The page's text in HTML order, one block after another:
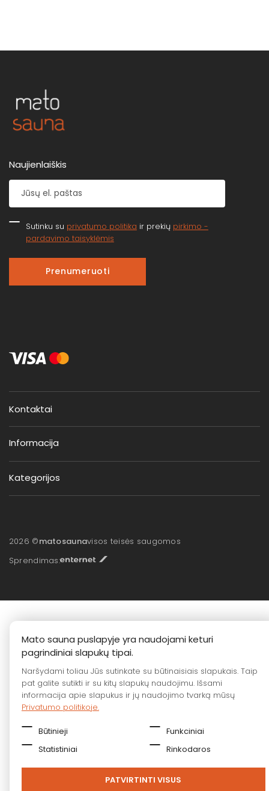
Kontaktai
Informacija
Kategorijos
Naujienlaiškis
Sutinku su privatumo politika ir prekių pirkimo -
pardavimo taisyklėmis
Prenumeruoti
2026 ©matosaunavisos teisės saugomos
Sprendimas:
Mato sauna puslapyje yra naudojami keturi
pagrindiniai slapukų tipai.
Naršydami toliau Jūs sutinkate su būtinaisiais slapukais. Taip
pat galite sutikti ir su kitų slapukų naudojimu. Išsami
informacija apie slapukus ir jų naudojimo tvarką mūsų
Privatumo politikoje.
Būtinieji
Funkciniai
Statistiniai
Rinkodaros
PATVIRTINTI VISUS